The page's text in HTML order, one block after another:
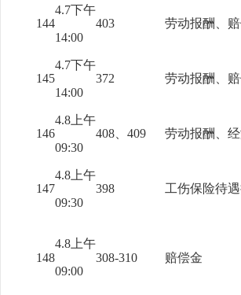
144
4.7下午
14:00
403 劳动报酬、
145
4.7下午
14:00
372 劳动报酬、
146
4.8上午
09:30
408、409 劳动报酬、
147
4.8上午
09:30
398 工伤保险待
148
4.8上午
09:00
308-310 赔偿金